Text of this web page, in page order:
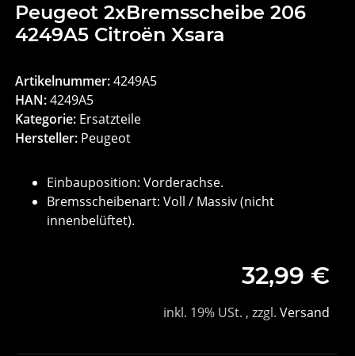
Peugeot 2xBremsscheibe 206
4249A5 Citroën Xsara
Artikelnummer:4249A5
HAN:4249A5
Kategorie: Ersatzteile
Hersteller: Peugeot
Einbauposition: Vorderachse.
Bremsscheibenart: Voll / Massiv (nicht
innenbelüftet).
32,99 €
inkl. 19% USt. , zzgl. Versand